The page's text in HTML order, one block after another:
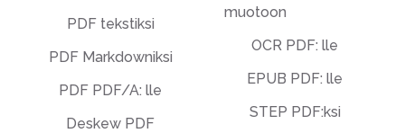
PDF tekstiksi
PDF Markdowniksi
PDF PDF/A: lle
Deskew PDF
muotoon
OCR PDF: lle
EPUB PDF: lle
STEP PDF:ksi